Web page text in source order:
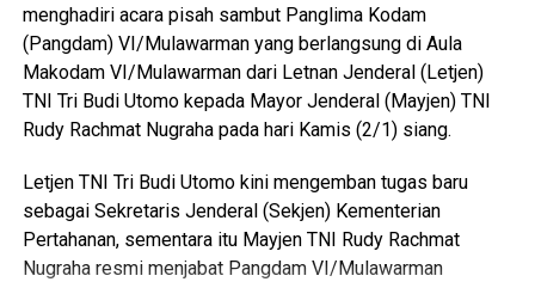
Selanjutnya, ia juga berharap agar anggaran tersebut masih
bisa bertambah hingga mencapai Rp300 miliar. Mengingat
masyarakat Apau Kayan membutuhkan waktu 3 minggu
untuk tembus ke Mahakam Hulu
Khususnya akses jalan Sumalindo yang menggunakan HGU.
Alhamdulilah semua bisa berjalan dengan baik. Mudah-
mudahan dalam waktu dekat paling lambat bulan depan
konektivitas sudah bisa di gunakan saudara-saudara kita
menghadiri acara pisah sambut Panglima Kodam
(Pangdam) VI/Mulawarman yang berlangsung di Aula
Makodam VI/Mulawarman dari Letnan Jenderal (Letjen)
TNI Tri Budi Utomo kepada Mayor Jenderal (Mayjen) TNI
Rudy Rachmat Nugraha pada hari Kamis (2/1) siang.
Letjen TNI Tri Budi Utomo kini mengemban tugas baru
sebagai Sekretaris Jenderal (Sekjen) Kementerian
Pertahanan, sementara itu Mayjen TNI Rudy Rachmat
Nugraha resmi menjabat Pangdam VI/Mulawarman